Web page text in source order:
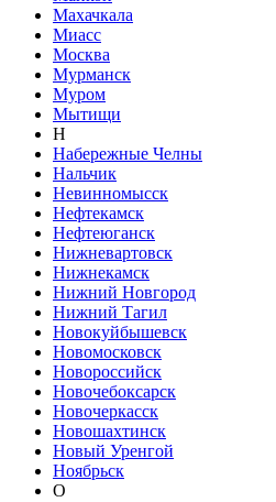
Махачкала
Миасс
Москва
Мурманск
Муром
Мытищи
Н
Набережные Челны
Нальчик
Невинномысск
Нефтекамск
Нефтеюганск
Нижневартовск
Нижнекамск
Нижний Новгород
Нижний Тагил
Новокуйбышевск
Новомосковск
Новороссийск
Новочебоксарск
Новочеркасск
Новошахтинск
Новый Уренгой
Ноябрьск
О